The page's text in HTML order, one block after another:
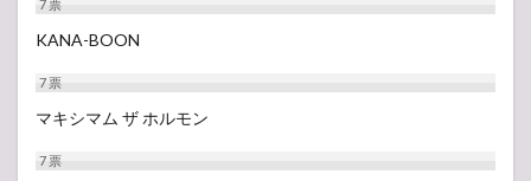
7票
KANA-BOON
7票
マキシマム ザ ホルモン
7票